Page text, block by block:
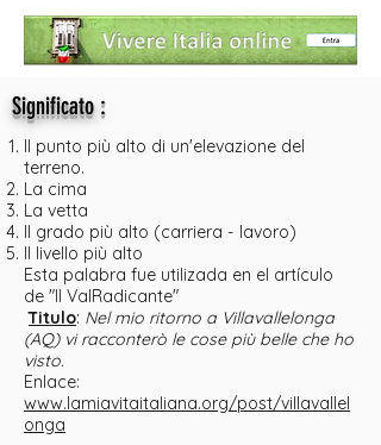
Significato:
Il punto più alto di un'elevazione del
terreno.
La cima
La vetta
Il grado più alto (carriera - lavoro)
Il livello più alto
Esta palabra fue utilizada en el artículo
de "Il ValRadicante"
Titulo: Nel mio ritorno a Villavallelonga
(AQ) vi racconterò le cose più belle che ho
visto.
Enlace:
www.lamiavitaitaliana.org/post/villavallel
onga